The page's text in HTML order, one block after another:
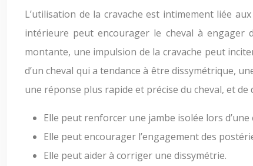
L’utilisation de la cravache est intimement liée
intérieure peut encourager le cheval à engager
montante, une impulsion de la cravache peut
d’un cheval qui a tendance à être dissymétrique,
une réponse plus rapide et précise du cheval, et
Elle peut renforcer une jambe isolée lors d’une
Elle peut encourager l’engagement des
Elle peut aider à corriger une dissymétrie.